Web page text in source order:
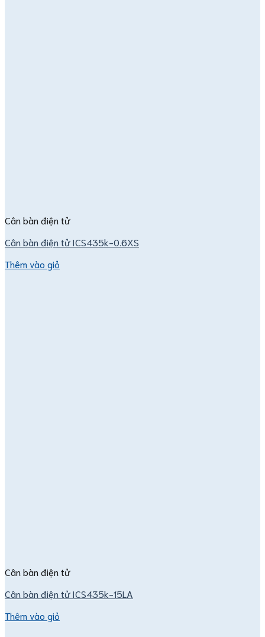
Cân bàn điện tử
Cân bàn điện tử ICS435k-0.6XS
Thêm vào giỏ
Cân bàn điện tử
Cân bàn điện tử ICS435k-15LA
Thêm vào giỏ